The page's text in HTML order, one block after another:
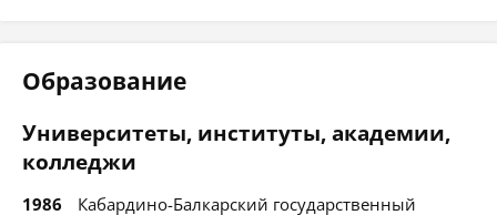
Образование
Университеты, институты, академии,
колледжи
1986
Кабардино-Балкарский государственный